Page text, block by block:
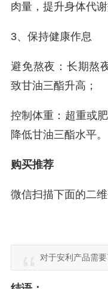
肉量，提升身体代
3、保持健康作息
避免熬夜：长期熬
致甘油三酯升高；
控制体重：超重或
降低甘油三酯水平。
购买推荐
微信扫描下面的二
对于安利产品需